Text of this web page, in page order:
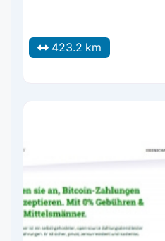
423.2 km